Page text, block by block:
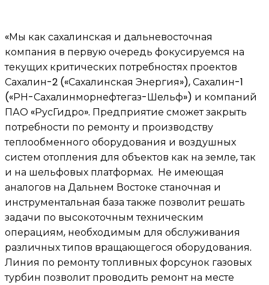
«Мы как сахалинская и дальневосточная
компания в первую очередь фокусируемся на
текущих критических потребностях проектов
Сахалин-2 («Сахалинская Энергия»), Сахалин-1
(«РН-Сахалинморнефтегаз-Шельф») и компаний
ПАО «РусГидро». Предприятие сможет закрыть
потребности по ремонту и производству
теплообменного оборудования и воздушных
систем отопления для объектов как на земле, так
и на шельфовых платформах. Не имеющая
аналогов на Дальнем Востоке станочная и
инструментальная база также позволит решать
задачи по высокоточным техническим
операциям, необходимым для обслуживания
различных типов вращающегося оборудования.
Линия по ремонту топливных форсунок газовых
турбин позволит проводить ремонт на месте